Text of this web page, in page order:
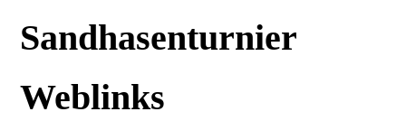
Sandhasenturnier
Weblinks